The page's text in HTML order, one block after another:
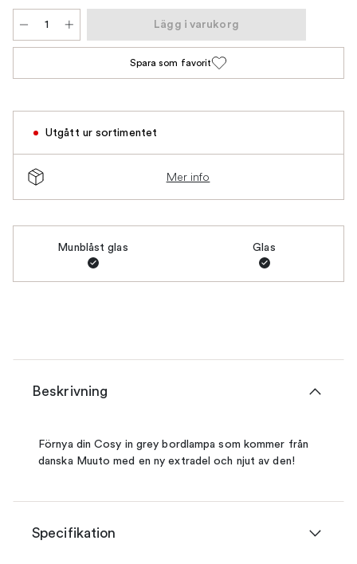
Lägg i varukorg
Spara som favorit
Utgått ur sortimentet
Mer info
Munblåst glas Glas
Beskrivning
Förnya din Cosy in grey bordlampa som kommer från
danska Muuto med en ny extradel och njut av den!
Specifikation